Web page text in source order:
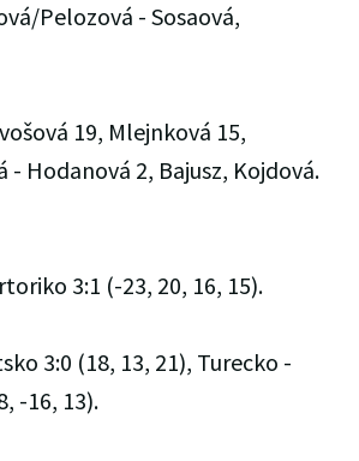
Pelozová - Sosaová,
19, Mlejnková 15,
Hodanová 2, Bajusz, Kojdová.
3:1 (-23, 20, 16, 15).
3:0 (18, 13, 21), Turecko -
-16, 13).